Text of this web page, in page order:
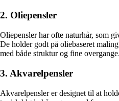
2. Oliepensler
Oliepensler har ofte naturhår, som
De holder godt på oliebaseret
med både struktur og fine overgange.
3. Akvarelpensler
Akvarelpensler er designet til at